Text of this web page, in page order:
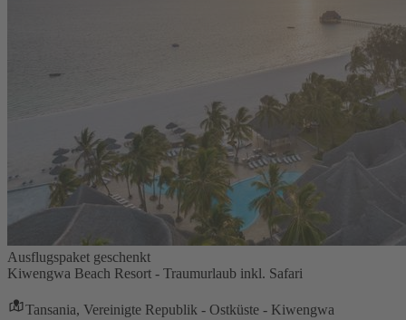
Ausflugspaket geschenkt
Kiwengwa Beach Resort - Traumurlaub inkl. Safari
Tansania, Vereinigte Republik - Ostküste - Kiwengwa